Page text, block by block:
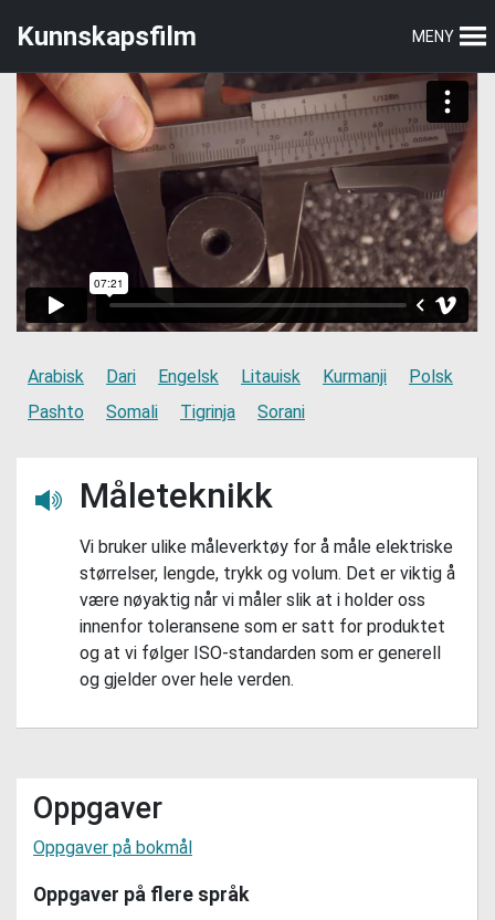
til
til
Kunnskapsfilm MENY
Arabisk Dari Engelsk Litauisk Kurmanji
Polsk
Pashto
Somali Tigrinja Sorani
Måleteknikk
Vi bruker ulike måleverktøy for å måle elektriske
størrelser, lengde, trykk og volum. Det er viktig å
være nøyaktig når vi måler slik at i holder oss
innenfor toleransene som er satt for produktet
og at vi følger ISO-standarden som er generell
og gjelder over hele verden.
Lytt her
Oppgaver
Oppgaver på bokmål
Oppgaver på flere språk